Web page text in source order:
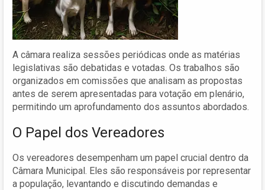
A câmara realiza sessões periódicas onde as matérias
legislativas são debatidas e votadas. Os trabalhos são
organizados em comissões que analisam as propostas
antes de serem apresentadas para votação em plenário,
permitindo um aprofundamento dos assuntos abordados.
O Papel dos Vereadores
Os vereadores desempenham um papel crucial dentro da
Câmara Municipal. Eles são responsáveis por representar
a população, levantando e discutindo demandas e